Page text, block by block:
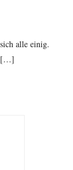
alle einig.
[…]